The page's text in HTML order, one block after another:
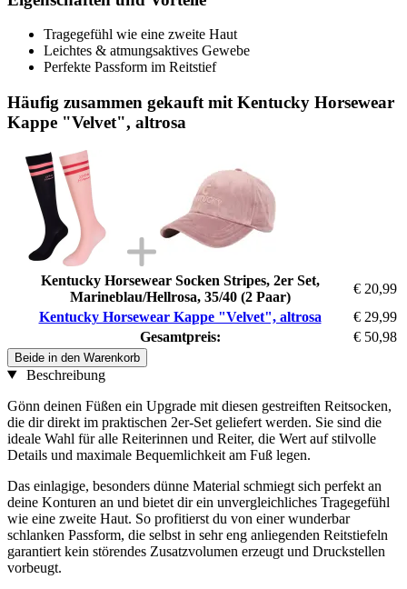
Tragegefühl wie eine zweite Haut
Leichtes & atmungsaktives Gewebe
Perfekte Passform im Reitstief
Häufig zusammen gekauft mit Kentucky Horsewear
Kappe "Velvet", altrosa
Kentucky Horsewear Socken Stripes, 2er Set,
Marineblau/Hellrosa, 35/40 (2 Paar)
€ 20,99
Kentucky Horsewear Kappe "Velvet", altrosa
€ 29,99
Gesamtpreis:
€ 50,98
Beide in den Warenkorb
Beschreibung
Gönn deinen Füßen ein Upgrade mit diesen gestreiften Reitsocken,
die dir direkt im praktischen 2er-Set geliefert werden. Sie sind die
ideale Wahl für alle Reiterinnen und Reiter, die Wert auf stilvolle
Details und maximale Bequemlichkeit am Fuß legen.
Das einlagige, besonders dünne Material schmiegt sich perfekt an
deine Konturen an und bietet dir ein unvergleichliches Tragegefühl
wie eine zweite Haut. So profitierst du von einer wunderbar
schlanken Passform, die selbst in sehr eng anliegenden Reitstiefeln
garantiert kein störendes Zusatzvolumen erzeugt und Druckstellen
vorbeugt.